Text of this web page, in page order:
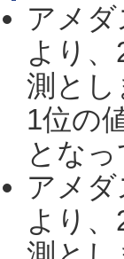
アメ
より
測とし
1位の
とな
アメ
より